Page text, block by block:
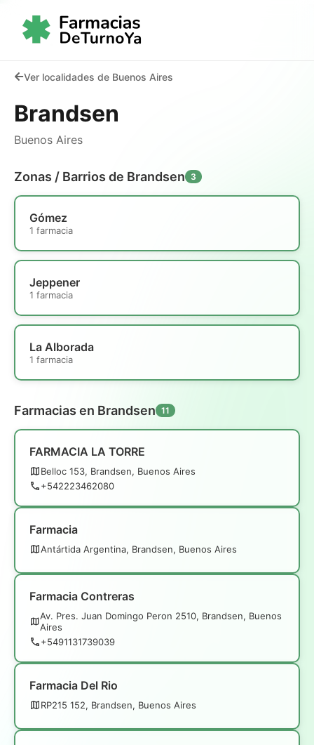
Ver localidades de Buenos Aires
Brandsen
Buenos Aires
Zonas / Barrios de Brandsen 3
Gómez
1 farmacia
Jeppener
1 farmacia
La Alborada
1 farmacia
Farmacias en Brandsen 11
FARMACIA LA TORRE
Belloc 153, Brandsen, Buenos Aires
+542223462080
Farmacia
Antártida Argentina, Brandsen, Buenos Aires
Farmacia Contreras
Av. Pres. Juan Domingo Peron 2510, Brandsen, Buenos
Aires
+5491131739039
Farmacia Del Rio
RP215 152, Brandsen, Buenos Aires